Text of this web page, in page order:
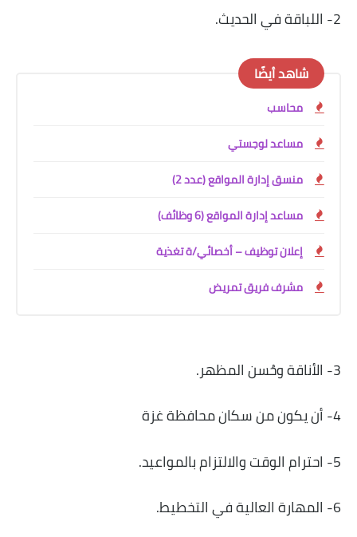
2- اللباقة في الحديث.
شاهد أيضًا
محاسب
مساعد لوجستي
منسق إدارة المواقع (عدد 2)
مساعد إدارة المواقع (6 وظائف)
إعلان توظيف – أخصائي/ة تغذية
مشرف فريق تمريض
3- الأناقة وحُسن المظهر.
4- أن يكون من سكان محافظة غزة
5- احترام الوقت والالتزام بالمواعيد.
6- المهارة العالية في التخطيط.